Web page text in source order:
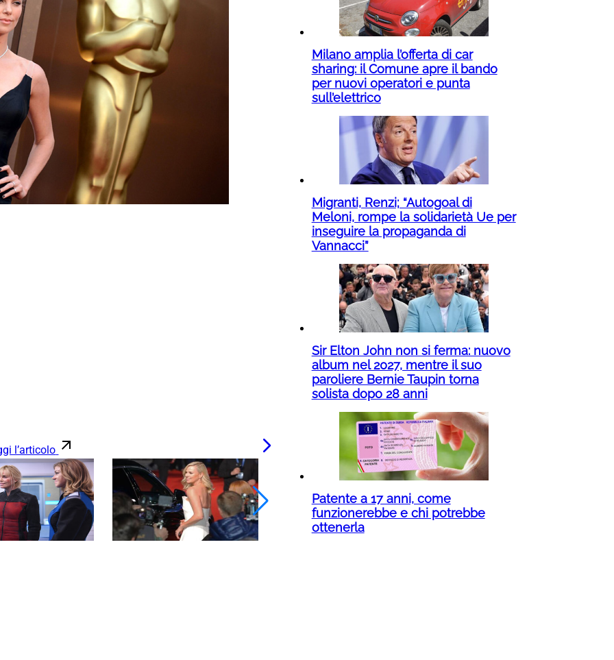
l’articolo
Milano amplia l’offerta di car
sharing: il Comune apre il bando
per nuovi operatori e punta
sull’elettrico
Migranti, Renzi; “Autogoal di
Meloni, rompe la solidarietà Ue per
inseguire la propaganda di
Vannacci”
Sir Elton John non si ferma: nuovo
album nel 2027, mentre il suo
paroliere Bernie Taupin torna
solista dopo 28 anni
Patente a 17 anni, come
funzionerebbe e chi potrebbe
ottenerla